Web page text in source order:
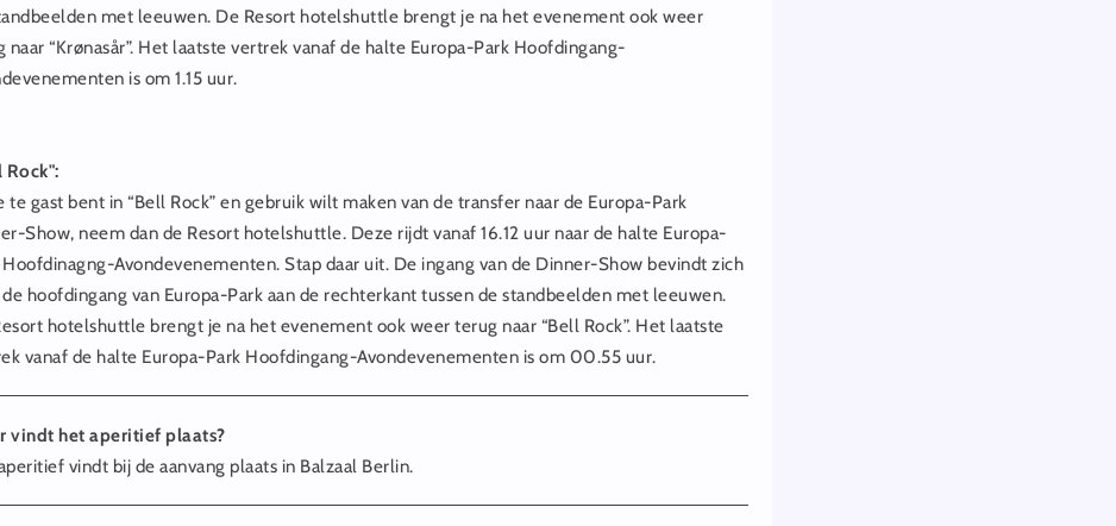
met leeuwen. De Resort hotelshuttle brengt je na het evenement ook weer
naar “Krønasår”. Het laatste vertrek vanaf de halte Europa-Park Hoofdingang-
is om 1.15 uur.
Rock":
te gast bent in “Bell Rock” en gebruik wilt maken van de transfer naar de Europa-Park
Show, neem dan de Resort hotelshuttle. Deze rijdt vanaf 16.12 uur naar de halte Europa-
Hoofdinagng-Avondevenementen. Stap daar uit. De ingang van de Dinner-Show bevindt zich
hoofdingang van Europa-Park aan de rechterkant tussen de standbeelden met leeuwen.
hotelshuttle brengt je na het evenement ook weer terug naar “Bell Rock”. Het laatste
vanaf de halte Europa-Park Hoofdingang-Avondevenementen is om 00.55 uur.
vindt het aperitief plaats?
vindt bij de aanvang plaats in Balzaal Berlin.